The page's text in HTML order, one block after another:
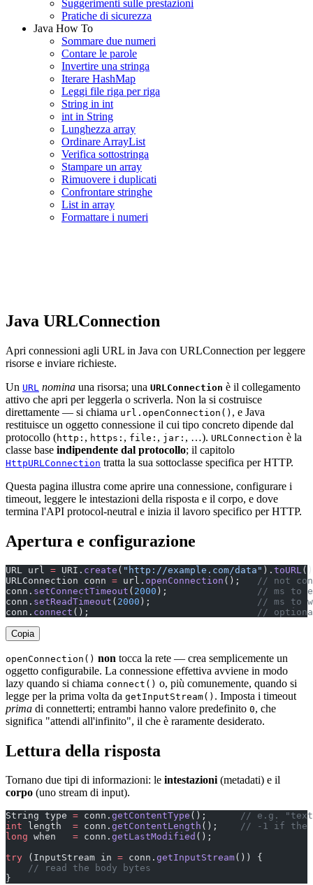
Suggerimenti sulle prestazioni
Pratiche di sicurezza
Java How To
Sommare due numeri
Contare le parole
Invertire una stringa
Iterare HashMap
Leggi file riga per riga
String in int
int in String
Lunghezza array
Ordinare ArrayList
Verifica sottostringa
Stampare un array
Rimuovere i duplicati
Confrontare stringhe
List in array
Formattare i numeri
Java URLConnection
Apri connessioni agli URL in Java con URLConnection per leggere
risorse e inviare richieste.
Un URL nomina una risorsa; una URLConnection è il collegamento
attivo che apri per leggerla o scriverla. Non la si costruisce
direttamente — si chiama url.openConnection() , e Java
restituisce un oggetto connessione il cui tipo concreto dipende dal
protocollo (http: , https: , file: , jar: , …). URLConnection è la
classe base indipendente dal protocollo; il capitolo
HttpURLConnection tratta la sua sottoclasse specifica per HTTP.
Questa pagina illustra come aprire una connessione, configurare i
timeout, leggere le intestazioni della risposta e il corpo, e dove
termina l'API protocol-neutral e inizia il lavoro specifico per HTTP.
Apertura e configurazione
URL url = URI. create ( "http://example.com/data" ). toURL
URLConnection conn = url. openConnection ();
// not
conn. setConnectTimeout ( 2000 );
// ms to
conn. setReadTimeout ( 2000 );
// ms to
conn. connect (); //
Copia
openConnection() non tocca la rete — crea semplicemente un
oggetto configurabile. La connessione effettiva avviene in modo
lazy quando si chiama connect() o, più comunemente, quando si
legge per la prima volta da getInputStream() . Imposta i timeout
prima di connetterti; entrambi hanno valore predefinito 0, che
significa "attendi all'infinito", il che è raramente desiderato.
Lettura della risposta
Tornano due tipi di informazioni: le intestazioni(metadati) e il
corpo (uno stream di input).
String type = conn. getContentType ();
// e.g.
int length = conn. getContentLength ();
// -1 if the
long when = conn. getLastModified ();
try (InputStream in = conn. getInputStream()) {
    // read the body bytes
}